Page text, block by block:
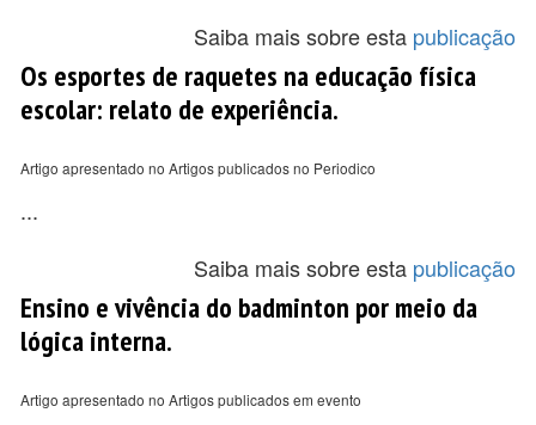
Saiba mais sobre esta publicação
Os esportes de raquetes na educação física
escolar: relato de experiência.
Artigo apresentado no Artigos publicados no Periodico
...
Saiba mais sobre esta publicação
Ensino e vivência do badminton por meio da
lógica interna.
Artigo apresentado no Artigos publicados em evento